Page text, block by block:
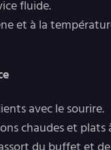
fluide.
et à la
avec le sourire.
chaudes et plats